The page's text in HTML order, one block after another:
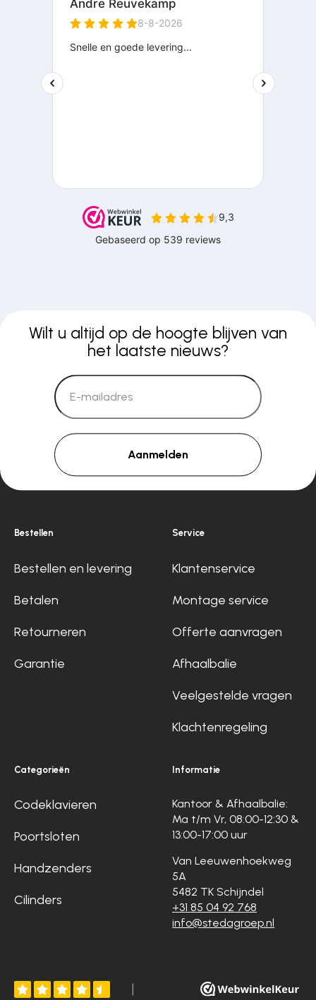
Wilt u altijd op de hoogte blijven van
het laatste nieuws?
Aanmelden
Bestellen
Bestellen en levering
Betalen
Retourneren
Garantie
Service
Klantenservice
Montage service
Offerte aanvragen
Afhaalbalie
Veelgestelde vragen
Klachtenregeling
Categorieën
Codeklavieren
Poortsloten
Handzenders
Cilinders
Informatie
Kantoor & Afhaalbalie:
Ma t/m Vr, 08:00-12:30 &
13:00-17:00 uur
Van Leeuwenhoekweg
5A
5482 TK Schijndel
+31 85 04 92 768
info@stedagroep.nl